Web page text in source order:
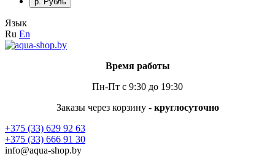
Язык
Ru En
Время работы
Пн-Пт с 9:30 до 19:30
Заказы через корзину - круглосуточно
+375 (33) 629 92 63
+375 (33) 666 91 30
info@aqua-shop.by